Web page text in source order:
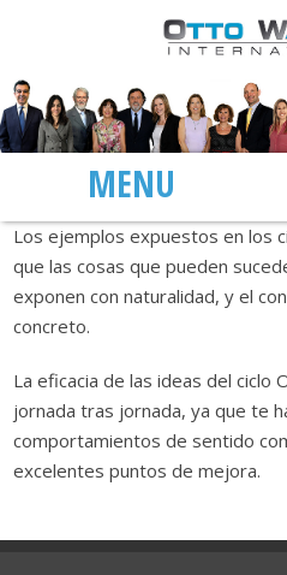
MENÚ
Los ejemplos expuestos en los
que las cosas que pueden
exponen con naturalidad, y el
concreto.
La eficacia de las ideas del ciclo
jornada tras jornada, ya que te
comportamientos de sentido
excelentes puntos de mejora.